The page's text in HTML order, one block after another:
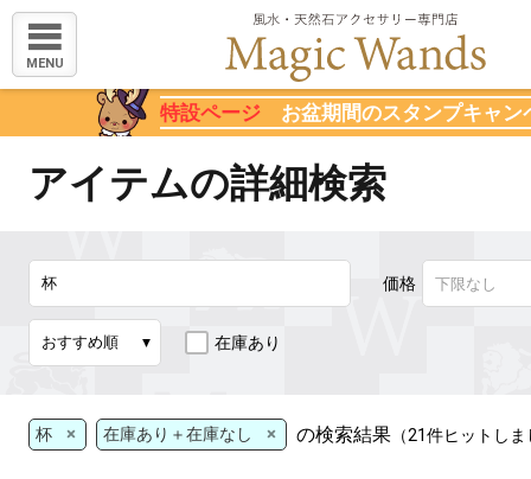
MENU
特設ページ お盆期間のスタンプキャン
アイテムの詳細検索
価格
在庫あり
杯 × 在庫あり＋在庫なし × の検索結果 （21件ヒットし